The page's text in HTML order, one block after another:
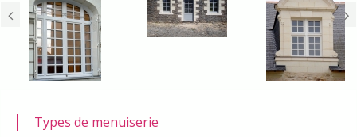
Types de menuiserie